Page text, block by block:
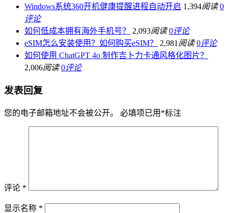
Windows系统360开机健康提醒进程自动开启 1,394阅读 0
评论
如何低成本拥有海外手机号？
2,093阅读 0评论
eSIM怎么安装使用？如何购买eSIM？
2,981 阅读 0评论
如何使用 ChatGPT 4o 制作吉卜力卡通风格化图片？
2,006阅读 0评论
发表回复
您的电子邮箱地址不会被公开。 必填项已用 *标注
评论 *
显示名称 *